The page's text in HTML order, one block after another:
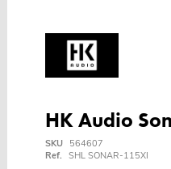
HK Audio
SKU
564607
Ref. SHL SONAR-115XI